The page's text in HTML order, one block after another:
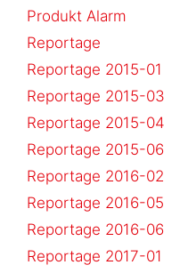
Produkt Alarm
Reportage
Reportage 2015-01
Reportage 2015-03
Reportage 2015-04
Reportage 2015-06
Reportage 2016-02
Reportage 2016-05
Reportage 2016-06
Reportage 2017-01